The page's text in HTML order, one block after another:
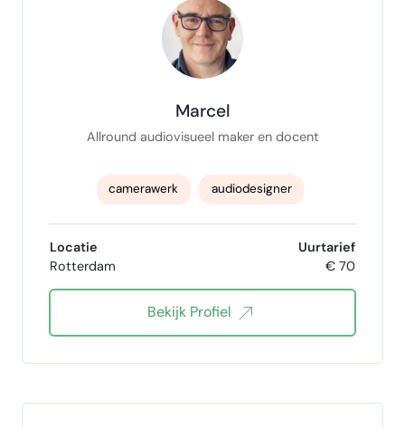
Podcast editing
Shortform contentstrategie
Marcel
Allround audiovisueel maker en docent
camerawerk audiodesigner
filmproductie
audio editor
onderwijsontwikkelaar onderwijskundige
Locatie
Rotterdam
Uurtarief
€ 70
Bekijk Profiel